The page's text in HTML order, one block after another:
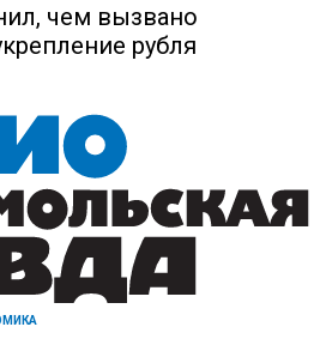
чем вызвано
рубля